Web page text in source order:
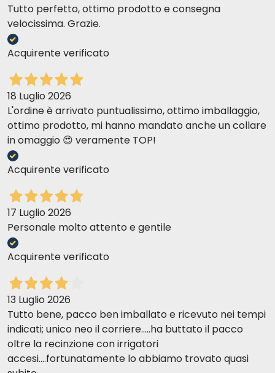
Tutto perfetto, ottimo prodotto e consegna
velocissima. Grazie.
Acquirente verificato
18 Luglio 2026
L'ordine è arrivato puntualissimo, ottimo imballaggio,
ottimo prodotto, mi hanno mandato anche un collare
in omaggio 😍 veramente TOP!
Acquirente verificato
17 Luglio 2026
Personale molto attento e gentile
Acquirente verificato
13 Luglio 2026
Tutto bene, pacco ben imballato e ricevuto nei tempi
indicati; unico neo il corriere.....ha buttato il pacco
oltre la recinzione con irrigatori
accesi....fortunatamente lo abbiamo trovato quasi